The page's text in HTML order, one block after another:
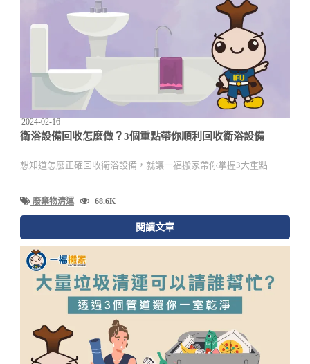
2024-02-16
衛浴設備回收怎麼做？3個重點帶你順利回收衛浴設備
想知道怎麼正確回收衛浴設備，就讓一福搬家帶你掌握3大重點
廢棄物清運 68.6K
閱讀文章